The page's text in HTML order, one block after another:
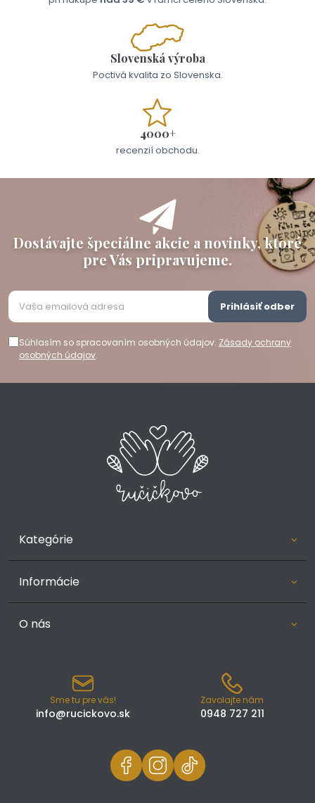
Slovenská výroba
Poctivá kvalita zo Slovenska.
4000+
recenzií obchodu.
Dostávajte špeciálne akcie a novinky, ktoré
pre Vás pripravujeme.
Súhlasím so spracovaním osobných údajov. Zásady ochrany
osobných údajov.
Prihlásiť odber
Kategórie
Informácie
O nás
Sme tu pre vás!
info@rucickovo.sk
Zavolajte nám
0948 727 211